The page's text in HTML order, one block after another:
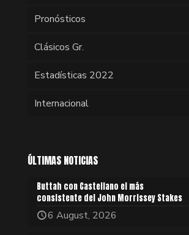
Pronósticos
Clásicos Gr.
Estadísticas 2022
Internacional
ÚLTIMAS NOTICIAS
Buttah con Castellano el más
consistente del John Morrissey Stakes
6 August, 2026